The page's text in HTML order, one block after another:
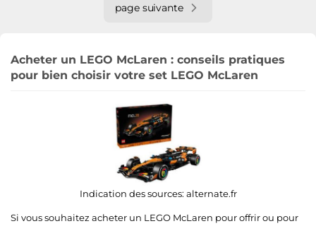
page suivante
Acheter un LEGO McLaren : conseils pratiques
pour bien choisir votre set LEGO McLaren
Indication des sources: alternate.fr
Si vous souhaitez acheter un LEGO McLaren pour offrir ou pour